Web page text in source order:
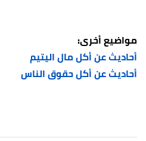
مواضيع أخرى:
أحاديث عن أكل مال اليتيم
أحاديث عن أكل حقوق الناس